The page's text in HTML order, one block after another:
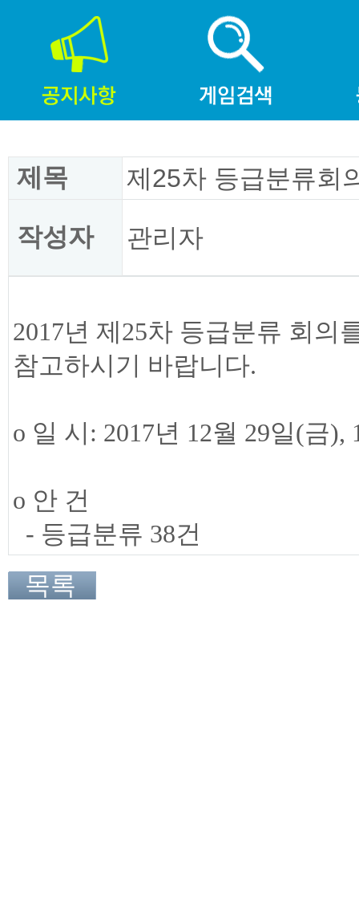
제목 제25차 등급분류회
작성자 관리자
2017년 제25차 등급분류 회의
참고하시기 바랍니다.
o 일 시: 2017년 12월 29일(금),
o 안 건
- 등급분류 38건
목록